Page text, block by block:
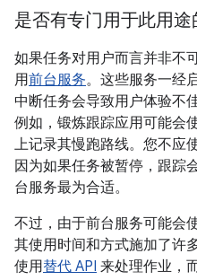
是否有专门用于此用途
如果任务对用户而言并非不
用前台服务。这些服务一经
中断任务会导致用户体验不
例如，锻炼跟踪应用可能会
上记录其慢跑路线。您不应
因为如果任务被暂停，跟踪
台服务最为合适。
不过，由于前台服务可能会
其使用时间和方式施加了许
使用替代 API 来处理作业，